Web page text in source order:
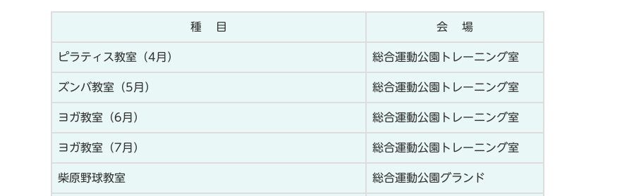
種 目 会 場
ピラティス教室（4月） 総合運動公園トレーニング室
ズンバ教室（5月） 総合運動公園トレーニング室
ヨガ教室（6月） 総合運動公園トレーニング室
ヨガ教室（7月） 総合運動公園トレーニング室
柴原野球教室 総合運動公園グランド